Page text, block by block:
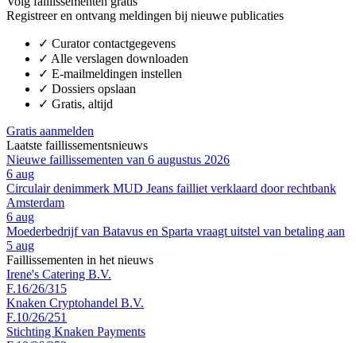
Registreer en ontvang meldingen bij nieuwe publicaties
✓ Curator contactgegevens
✓ Alle verslagen downloaden
✓ E-mailmeldingen instellen
✓ Dossiers opslaan
✓ Gratis, altijd
Gratis aanmelden
Laatste faillissementsnieuws
Nieuwe faillissementen van 6 augustus 2026
6 aug
Circulair denimmerk MUD Jeans failliet verklaard door rechtbank
Amsterdam
6 aug
Moederbedrijf van Batavus en Sparta vraagt uitstel van betaling aan
5 aug
Faillissementen in het nieuws
Irene's Catering B.V.
F.16/26/315
Knaken Cryptohandel B.V.
F.10/26/251
Stichting Knaken Payments